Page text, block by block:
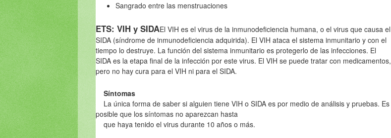
Sangrado entre las menstruaciones
ETS: VIH y SIDAEl VIH es el virus de la inmunodeficiencia humana, o el virus que causa el
SIDA (síndrome de inmunodeficiencia adquirida). El VIH ataca el sistema inmunitario y con el
tiempo lo destruye. La función del sistema inmunitario es protegerlo de las infecciones. El
SIDA es la etapa final de la infección por este virus. El VIH se puede tratar con medicamentos,
pero no hay cura para el VIH ni para el SIDA.
Síntomas
La única forma de saber si alguien tiene VIH o SIDA es por medio de análisis y pruebas. Es
posible que los síntomas no aparezcan hasta
que haya tenido el virus durante 10 años o más.